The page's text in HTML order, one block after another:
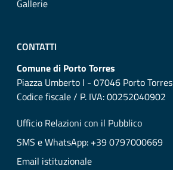
Gallerie
CONTATTI
Comune di Porto Torres
Piazza Umberto I - 07046 Porto Torres
Codice fiscale / P. IVA: 00252040902
Ufficio Relazioni con il Pubblico
SMS e WhatsApp: +39 0797000669
Email istituzionale